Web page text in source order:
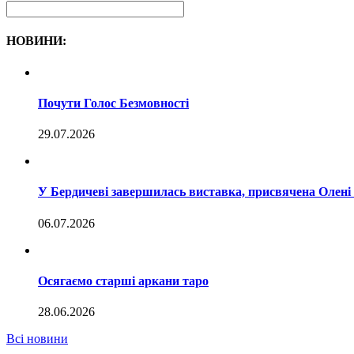
НОВИНИ:
Почути Голос Безмовності
29.07.2026
У Бердичеві завершилась виставка, присвячена
06.07.2026
Осягаємо старші аркани таро
28.06.2026
Всі новини